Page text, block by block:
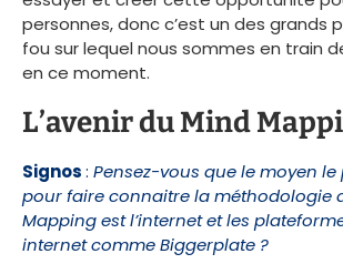
personnes, donc c’est un des grands
fou sur lequel nous sommes en train
en ce moment.
L’avenir du Mind
Signos: Pensez-vous que le moyen
pour faire connaitre la méthodologie
Mapping est l’internet et les
internet comme Biggerplate ?